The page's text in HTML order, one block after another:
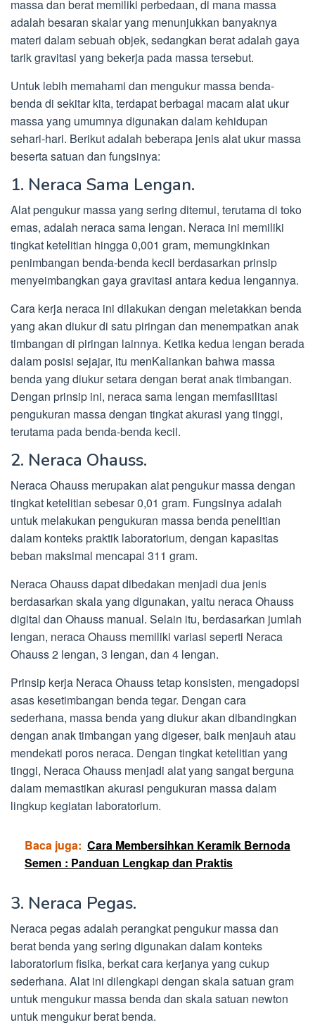
massa dan berat memiliki perbedaan, di mana massa
adalah besaran skalar yang menunjukkan banyaknya
materi dalam sebuah objek, sedangkan berat adalah gaya
tarik gravitasi yang bekerja pada massa tersebut.
Untuk lebih memahami dan mengukur massa benda-
benda di sekitar kita, terdapat berbagai macam alat ukur
massa yang umumnya digunakan dalam kehidupan
sehari-hari. Berikut adalah beberapa jenis alat ukur massa
beserta satuan dan fungsinya:
1. Neraca Sama Lengan.
Alat pengukur massa yang sering ditemui, terutama di toko
emas, adalah neraca sama lengan. Neraca ini memiliki
tingkat ketelitian hingga 0,001 gram, memungkinkan
penimbangan benda-benda kecil berdasarkan prinsip
menyeimbangkan gaya gravitasi antara kedua lengannya.
Cara kerja neraca ini dilakukan dengan meletakkan benda
yang akan diukur di satu piringan dan menempatkan anak
timbangan di piringan lainnya. Ketika kedua lengan berada
dalam posisi sejajar, itu menKaliankan bahwa massa
benda yang diukur setara dengan berat anak timbangan.
Dengan prinsip ini, neraca sama lengan memfasilitasi
pengukuran massa dengan tingkat akurasi yang tinggi,
terutama pada benda-benda kecil.
2. Neraca Ohauss.
Neraca Ohauss merupakan alat pengukur massa dengan
tingkat ketelitian sebesar 0,01 gram. Fungsinya adalah
untuk melakukan pengukuran massa benda penelitian
dalam konteks praktik laboratorium, dengan kapasitas
beban maksimal mencapai 311 gram.
Neraca Ohauss dapat dibedakan menjadi dua jenis
berdasarkan skala yang digunakan, yaitu neraca Ohauss
digital dan Ohauss manual. Selain itu, berdasarkan jumlah
lengan, neraca Ohauss memiliki variasi seperti Neraca
Ohauss 2 lengan, 3 lengan, dan 4 lengan.
Prinsip kerja Neraca Ohauss tetap konsisten, mengadopsi
asas kesetimbangan benda tegar. Dengan cara
sederhana, massa benda yang diukur akan dibandingkan
dengan anak timbangan yang digeser, baik menjauh atau
mendekati poros neraca. Dengan tingkat ketelitian yang
tinggi, Neraca Ohauss menjadi alat yang sangat berguna
dalam memastikan akurasi pengukuran massa dalam
lingkup kegiatan laboratorium.
Baca juga: Cara Membersihkan Keramik Bernoda
Semen : Panduan Lengkap dan Praktis
3. Neraca Pegas.
Neraca pegas adalah perangkat pengukur massa dan
berat benda yang sering digunakan dalam konteks
laboratorium fisika, berkat cara kerjanya yang cukup
sederhana. Alat ini dilengkapi dengan skala satuan gram
untuk mengukur massa benda dan skala satuan newton
untuk mengukur berat benda.